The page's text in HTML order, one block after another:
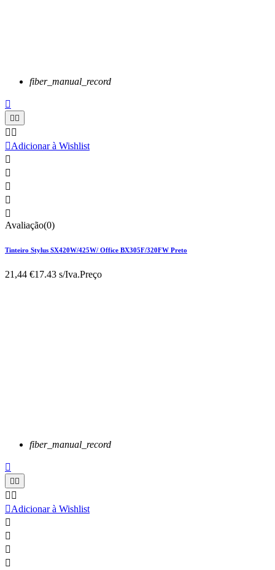
fiber_manual_record

 
 
Adicionar à Wishlist





Avaliação(0)
Tinteiro Stylus SX420W/425W/ Office BX305F/320FW Preto
21,44 €17.43 s/Iva.Preço
fiber_manual_record

 
 
Adicionar à Wishlist



